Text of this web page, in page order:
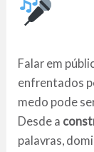
Falar em
enfrentados
medo pode
Desde a
palavras,